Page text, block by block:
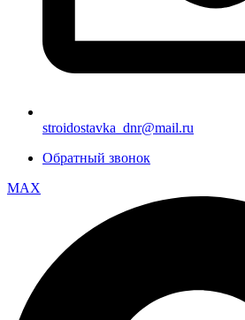
stroidostavka_dnr@mail.ru
Обратный звонок
MAX